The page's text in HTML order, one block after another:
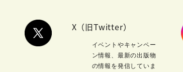
X（旧Twitter）
イベントやキャンペー
ン情報、最新の出版物
の情報を発信していま